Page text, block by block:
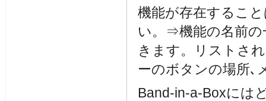
機能が存在するこ
い。⇒機能の名前の
きます。リストさ
ーのボタンの場所､
Band-in-a-Boxには